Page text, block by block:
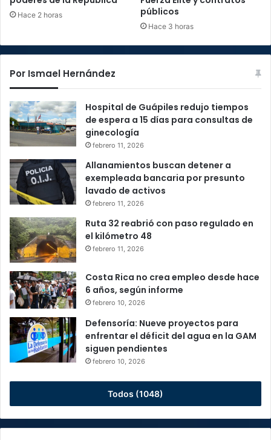
Hace 2 horas
públicos
Hace 3 horas
Por Ismael Hernández
Hospital de Guápiles redujo tiempos
de espera a 15 días para consultas de
ginecología
febrero 11, 2026
Allanamientos buscan detener a
exempleada bancaria por presunto
lavado de activos
febrero 11, 2026
Ruta 32 reabrió con paso regulado en
el kilómetro 48
febrero 11, 2026
Costa Rica no crea empleo desde hace
6 años, según informe
febrero 10, 2026
Defensoría: Nueve proyectos para
enfrentar el déficit del agua en la GAM
siguen pendientes
febrero 10, 2026
Todos (1048)